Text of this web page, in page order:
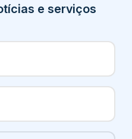
e serviços